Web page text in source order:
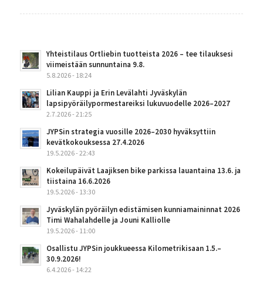
Yhteistilaus Ortliebin tuotteista 2026 – tee tilauksesi
viimeistään sunnuntaina 9.8.
5.8.2026 - 18:24
Lilian Kauppi ja Erin Levälahti Jyväskylän
lapsipyöräilypormestareiksi lukuvuodelle 2026–2027
2.7.2026 - 21:25
JYPSin strategia vuosille 2026–2030 hyväksyttiin
kevätkokouksessa 27.4.2026
19.5.2026 - 22:43
Kokeilupäivät Laajiksen bike parkissa lauantaina 13.6. ja
tiistaina 16.6.2026
19.5.2026 - 13:30
Jyväskylän pyöräilyn edistämisen kunniamaininnat 2026
Timi Wahalahdelle ja Jouni Kalliolle
19.5.2026 - 11:00
Osallistu JYPSin joukkueessa Kilometrikisaan 1.5.–
30.9.2026!
6.4.2026 - 14:22